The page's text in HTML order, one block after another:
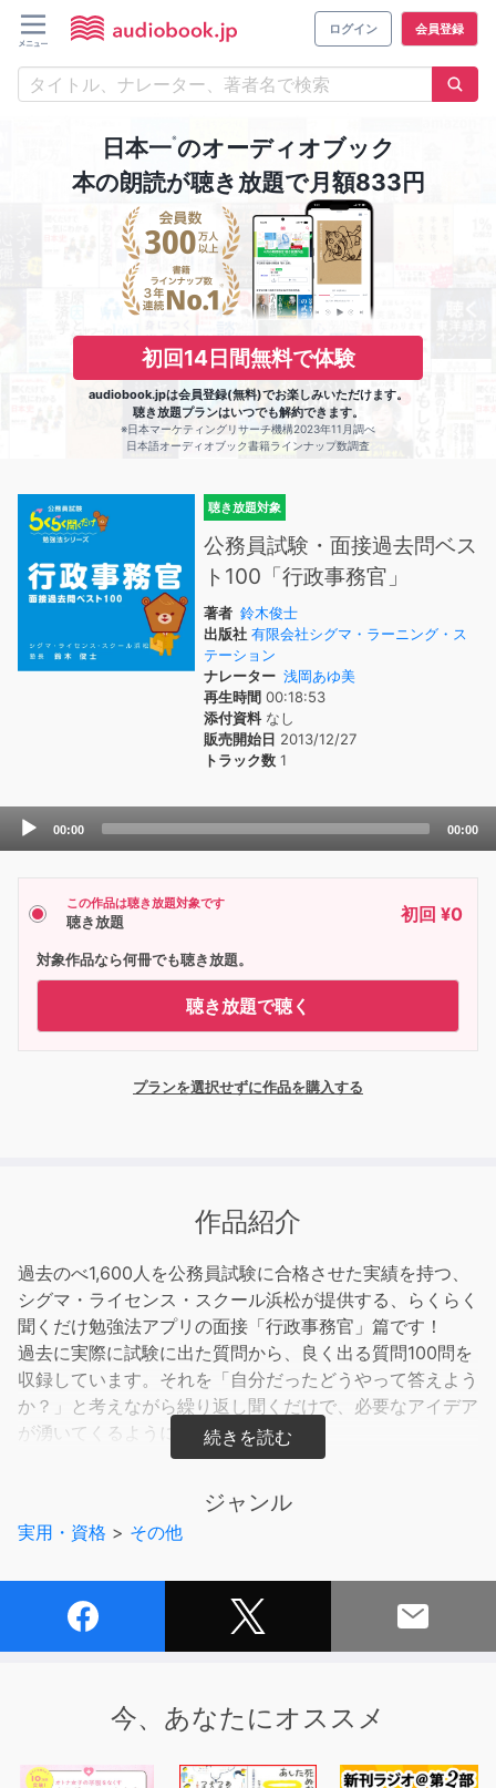
ログイン 会員登録
日本一※のオーディオブック
本の朗読が聴き放題で月額833円
初回14日間無料で体験
audiobook.jpは会員登録(無料)でお楽しみいただけます。
聴き放題プランはいつでも解約できます。
※日本マーケティングリサーチ機構2023年11月調べ
日本語オーディオブック書籍ラインナップ数調査
聴き放題対象
公務員試験・面接過去問ベス
ト100「行政事務官」
著者 鈴木俊士
出版社 有限会社シグマ・ラーニング・ス
テーション
ナレーター 浅岡あゆ美
再生時間 00:18:53
添付資料なし
販売開始日 2013/12/27
トラック数 1
Audio
00:00 00:00
この作品は聴き放題対象です
聴き放題 初回 ¥0
対象作品なら何冊でも聴き放題。
聴き放題で聴く
プランを選択せずに作品を購入する
作品紹介
過去のべ1,600人を公務員試験に合格させた実績を持つ、
シグマ・ライセンス・スクール浜松が提供する、らくらく
聞くだけ勉強法アプリの面接「行政事務官」篇です！
過去に実際に試験に出た質問から、良く出る質問100問を
収録しています。それを「自分だったどうやって答えよう
か？」と考えながら繰り返し聞くだけで、必要なアイデア
が湧いてくるようになります！
1.耳からの記憶力が高い！
2.繰り返し勉強できる！
さらに必要な情報が自然に入ってくる、3倍速付。
ジャンル
実用・資格 > その他
今、あなたにオススメ